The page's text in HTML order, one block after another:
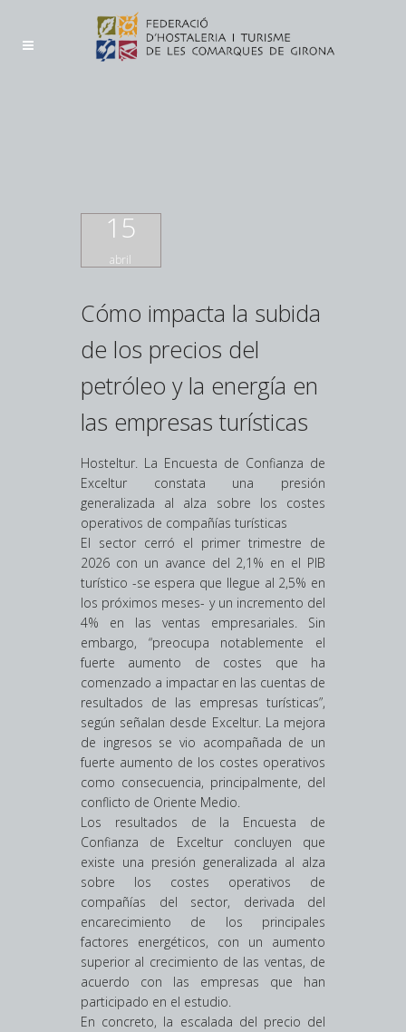
15
abril
Cómo impacta la subida
de los precios del
petróleo y la energía en
las empresas turísticas
Hosteltur. La Encuesta de Confianza de
Exceltur constata una presión
generalizada al alza sobre los costes
operativos de compañías turísticas
El sector cerró el primer trimestre de
2026 con un avance del 2,1% en el PIB
turístico -se espera que llegue al 2,5% en
los próximos meses- y un incremento del
4% en las ventas empresariales. Sin
embargo, “preocupa notablemente el
fuerte aumento de costes que ha
comenzado a impactar en las cuentas de
resultados de las empresas turísticas”,
según señalan desde Exceltur. La mejora
de ingresos se vio acompañada de un
fuerte aumento de los costes operativos
como consecuencia, principalmente, del
conflicto de Oriente Medio.
Los resultados de la Encuesta de
Confianza de Exceltur concluyen que
existe una presión generalizada al alza
sobre los costes operativos de
compañías del sector, derivada del
encarecimiento de los principales
factores energéticos, con un aumento
superior al crecimiento de las ventas, de
acuerdo con las empresas que han
participado en el estudio.
En concreto, la escalada del precio del